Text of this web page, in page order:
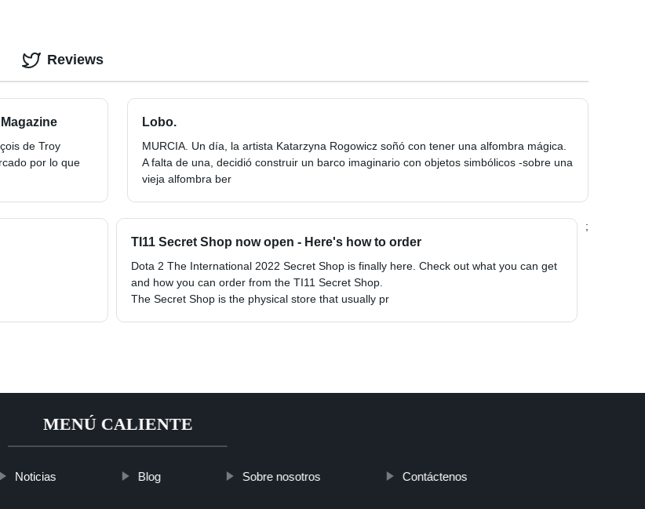
de Troy
por lo que
Lobo.
MURCIA. Un día, la artista Katarzyna Rogowicz soñó con tener una alfombra mágica.
A falta de una, decidió construir un barco imaginario con objetos simbólicos -sobre una
vieja alfombra ber
TI11 Secret Shop now open - Here's how to order
Dota 2 The International 2022 Secret Shop is finally here. Check out what you can get
and how you can order from the TI11 Secret Shop.
The Secret Shop is the physical store that usually pr
;
Reviews
MENÚ CALIENTE
Noticias Blog Sobre nosotros Contáctenos